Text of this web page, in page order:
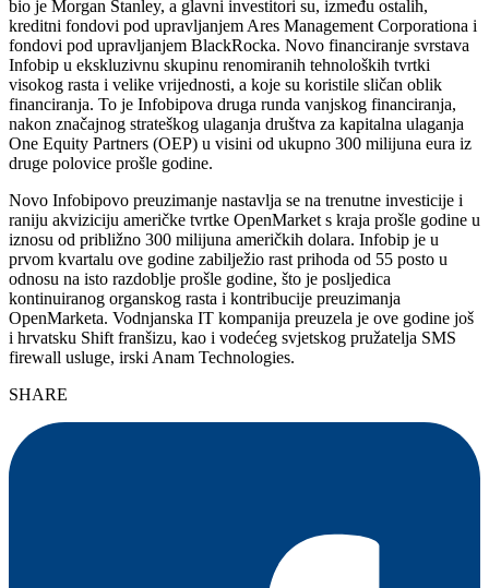
bio je Morgan Stanley, a glavni investitori su, između ostalih,
kreditni fondovi pod upravljanjem Ares Management Corporationa i
fondovi pod upravljanjem BlackRocka. Novo financiranje svrstava
Infobip u ekskluzivnu skupinu renomiranih tehnoloških tvrtki
visokog rasta i velike vrijednosti, a koje su koristile sličan oblik
financiranja. To je Infobipova druga runda vanjskog financiranja,
nakon značajnog strateškog ulaganja društva za kapitalna ulaganja
One Equity Partners (OEP) u visini od ukupno 300 milijuna eura iz
druge polovice prošle godine.
Novo Infobipovo preuzimanje nastavlja se na trenutne investicije i
raniju akviziciju američke tvrtke OpenMarket s kraja prošle godine u
iznosu od približno 300 milijuna američkih dolara. Infobip je u
prvom kvartalu ove godine zabilježio rast prihoda od 55 posto u
odnosu na isto razdoblje prošle godine, što je posljedica
kontinuiranog organskog rasta i kontribucije preuzimanja
OpenMarketa. Vodnjanska IT kompanija preuzela je ove godine još
i hrvatsku Shift franšizu, kao i vodećeg svjetskog pružatelja SMS
firewall usluge, irski Anam Technologies.
SHARE